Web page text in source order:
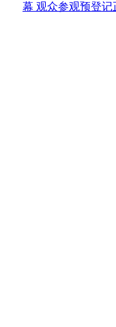
幕 观众参观预登记